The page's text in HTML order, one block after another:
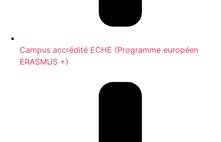
Campus accrédité ECHE (Programme européen
ERASMUS +)